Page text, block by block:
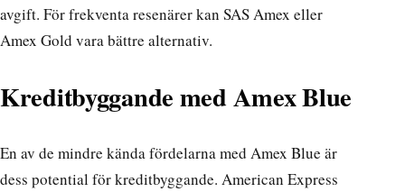
avgift. För frekventa resenärer kan SAS Amex eller
Amex Gold vara bättre alternativ.
Kreditbyggande med Amex Blue
En av de mindre kända fördelarna med Amex Blue är
dess potential för kreditbyggande. American Express